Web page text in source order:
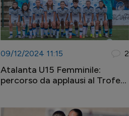
09/12/2024 11:15 2
Atalanta U15 Femminile:
percorso da applausi al Trofeo